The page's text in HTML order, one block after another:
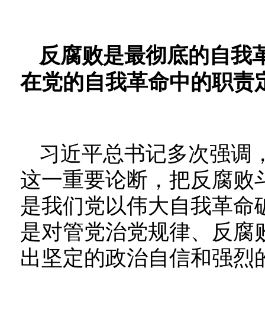
反腐败是最彻底的自我
在党的自我革命中的职责
习近平总书记多次强调
这一重要论断，把反腐败
是我们党以伟大自我革
是对管党治党规律、反
出坚定的政治自信和强烈